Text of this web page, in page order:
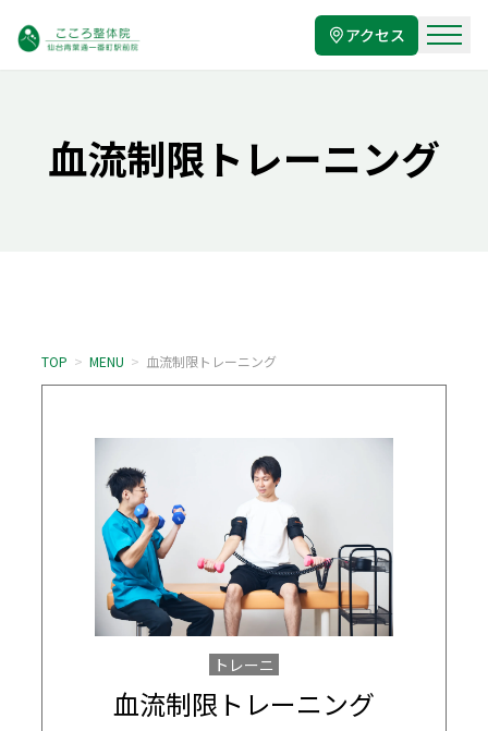
アクセス
血流制限トレーニング
TOP > MENU > 血流制限トレーニング
トレーニ
血流制限トレーニング